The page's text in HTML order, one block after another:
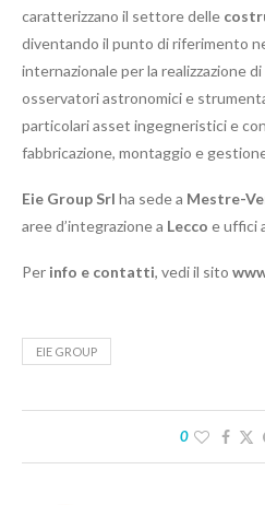
caratterizzano il settore delle
diventando il punto di riferimento
internazionale per la realizzazione
osservatori astronomici e
particolari asset ingegneristici e
fabbricazione, montaggio e
Eie Group Srl ha sede a Mestre-
aree d’integrazione a Lecco e uffici
Per info e contatti, vedi il sito
EIE GROUP
0